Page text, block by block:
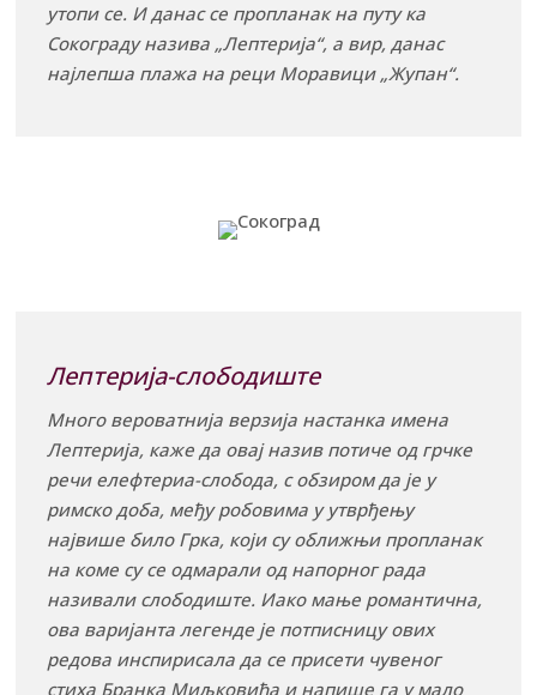
утопи се. И данас се пропланак на путу ка
Сокограду назива „Лептерија“, а вир, данас
најлепша плажа на реци Моравици „Жупан“.
Лептерија-слободиште
Много вероватнија верзија настанка имена
Лептерија, каже да овај назив потиче од грчке
речи елефтериа-слобода, с обзиром да је у
римско доба, међу робовима у утврђењу
највише било Грка, који су оближњи пропланак
на коме су се одмарали од напорног рада
називали слободиште. Иако мање романтична,
ова варијанта легенде је потписницу ових
редова инспирисала да се присети чувеног
стиха Бранка Миљковића и напише га у мало